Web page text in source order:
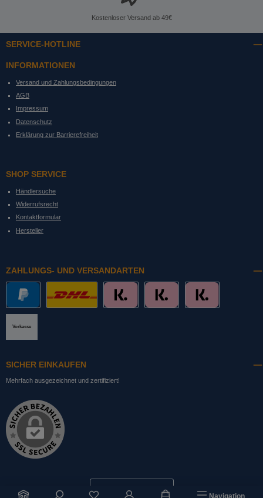
Navigation
Du hast 0 Produkte auf dem Merkzettel
Kostenloser Versand ab 49€
SERVICE-HOTLINE
INFORMATIONEN
Versand und Zahlungsbedingungen
AGB
Impressum
Datenschutz
Erklärung zur Barrierefreiheit
SHOP SERVICE
Händlersuche
Widerrufsrecht
Kontaktformular
Hersteller
ZAHLUNGS- UND VERSANDARTEN
Vorkasse
SICHER EINKAUFEN
Mehrfach ausgezeichnet und zertifiziert!
Bestellung widerrufen